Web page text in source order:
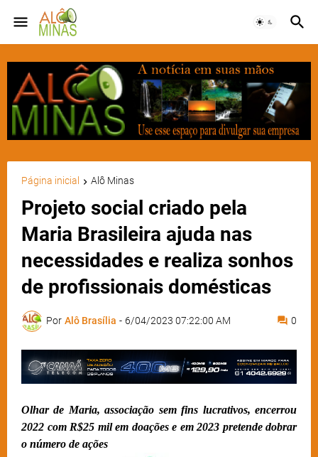
Página inicial Alô Minas
Projeto social criado pela
Maria Brasileira ajuda nas
necessidades e realiza sonhos
de profissionais domésticas
Por Alô Brasília - 6/04/2023 07:22:00 AM 0
Olhar de Maria, associação sem fins lucrativos, encerrou
2022 com R$25 mil em doações e em 2023 pretende dobrar
o número de ações